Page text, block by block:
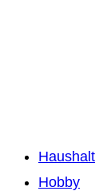
Haushalt
Hobby